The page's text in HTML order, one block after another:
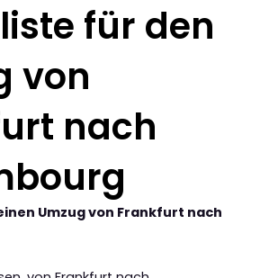
für den
von
nach
Umzug von Frankfurt nach